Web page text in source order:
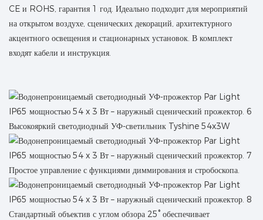
CE и ROHS, гарантия 1 год. Идеально подходит для мероприятий
на открытом воздухе, сценических декораций, архитектурного
акцентного освещения и стационарных установок. В комплект
входят кабели и инструкция.
Высокояркий светодиодный УФ-светильник Tyshine 54x3W
Простое управление с функциями диммирования и стробоскопа.
Стандартный объектив с углом обзора 25° обеспечивает